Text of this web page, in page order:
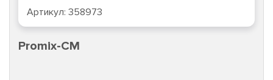
Артикул: 358973
Promix-CM